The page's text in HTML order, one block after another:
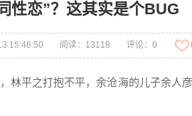
性恋”？这其实是个BUG
15:46:50 阅读：13118 评论：0
林平之打抱不平，余沧海的儿子余人